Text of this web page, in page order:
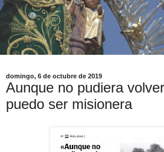
domingo, 6 de octubre de 2019
Aunque no pudiera
puedo ser misionera